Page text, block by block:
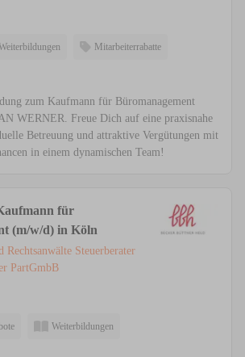
Mitarbeiterrabatte
zum Kaufmann für Büromanagement
WERNER. Freue Dich auf eine praxisnahe
Betreuung und attraktive Vergütungen mit
in einem dynamischen Team!
für
(m/w/d) in Köln
Rechtsanwälte Steuerberater
PartGmbB
Weiterbildungen